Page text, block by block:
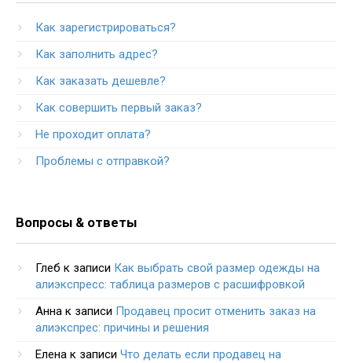
Как зарегистрироваться?
Как заполнить адрес?
Как заказать дешевле?
Как совершить первый заказ?
Не проходит оплата?
Проблемы с отправкой?
Вопросы & ответы
Глеб к записи Как выбрать свой размер одежды на
алиэкспресс: таблица размеров с расшифровкой
Анна к записи Продавец просит отменить заказ на
алиэкспрес: причины и решения
Елена к записи Что делать если продавец на